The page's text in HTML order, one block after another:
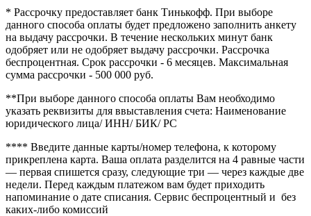
* Рассрочку предоставляет банк Тинькофф. При выборе
данного способа оплаты будет предложено заполнить анкету
на выдачу рассрочки. В течение нескольких минут банк
одобряет или не одобряет выдачу рассрочки. Рассрочка
беспроцентная. Срок рассрочки - 6 месяцев. Максимальная
сумма рассрочки - 500 000 руб.
**При выборе данного способа оплаты Вам необходимо
указать реквизиты для ввыставления счета: Наименование
юридического лица/ ИНН/ БИК/ РС
**** Введите данные карты/номер телефона, к которому
прикреплена карта. Ваша оплата разделится на 4 равные части
— первая спишется сразу, следующие три — через каждые две
недели. Перед каждым платежом вам будет приходить
напоминание о дате списания. Сервис беспроцентный и без
каких-либо комиссий